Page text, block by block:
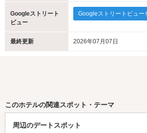
Googleストリート
ビュー
Googleストリートビュー
最終更新 2026年07月07日
このホテルの関連スポット・テーマ
周辺のデートスポット